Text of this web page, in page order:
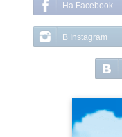
На Facebook
В Instagram